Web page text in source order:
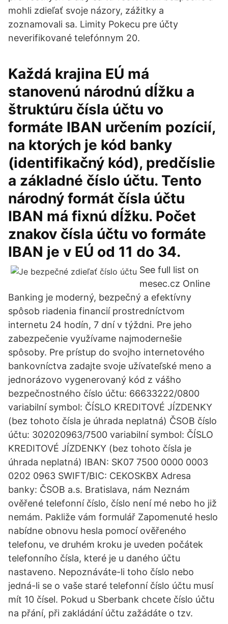
mohli zdieľať svoje názory, zážitky a
zoznamovali sa. Limity Pokecu pre účty
neverifikované telefónnym 20.
Každá krajina EÚ má
stanovenú národnú dĺžku a
štruktúru čísla účtu vo
formáte IBAN určením pozícií,
na ktorých je kód banky
(identifikačný kód), predčíslie
a základné číslo účtu. Tento
národný formát čísla účtu
IBAN má fixnú dĺžku. Počet
znakov čísla účtu vo formáte
IBAN je v EÚ od 11 do 34.
See full list on
mesec.cz Online
Banking je moderný, bezpečný a efektívny
spôsob riadenia financií prostredníctvom
internetu 24 hodín, 7 dní v týždni. Pre jeho
zabezpečenie využívame najmodernešie
spôsoby. Pre prístup do svojho internetového
bankovníctva zadajte svoje užívateľské meno a
jednorázovo vygenerovaný kód z vášho
bezpečnostného číslo účtu: 66633222/0800
variabilní symbol: ČÍSLO KREDITOVÉ JÍZDENKY
(bez tohoto čísla je úhrada neplatná) ČSOB číslo
účtu: 302020963/7500 variabilní symbol: ČÍSLO
KREDITOVÉ JÍZDENKY (bez tohoto čísla je
úhrada neplatná) IBAN: SK07 7500 0000 0003
0202 0963 SWIFT/BIC: CEKOSKBX Adresa
banky: ČSOB a.s. Bratislava, nám Neznám
ověřené telefonní číslo, číslo není mé nebo ho již
nemám. Pakliže vám formulář Zapomenuté heslo
nabídne obnovu hesla pomocí ověřeného
telefonu, ve druhém kroku je uveden počátek
telefonního čísla, které je u daného účtu
nastaveno. Nepoznáváte-li toho číslo nebo
jedná-li se o vaše staré telefonní číslo účtu musí
mít 10 čísel. Pokud u Sberbank chcete číslo účtu
na přání, při zakládání účtu zažádáte o tzv.